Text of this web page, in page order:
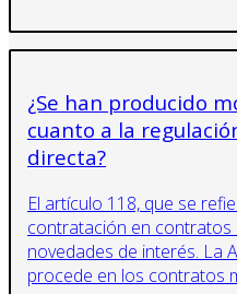
¿Se han producido
cuanto a la
directa?
El artículo 118, que se
contratación en contratos
novedades de interés. La
procede en los contratos